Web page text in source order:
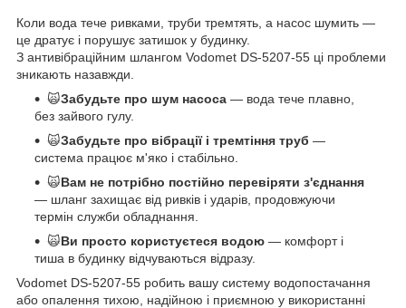
Коли вода тече ривками, труби тремтять, а насос шумить —
це дратує і порушує затишок у будинку.
З антивібраційним шлангом Vodomet DS-5207-55 ці проблеми
зникають назавжди.
🙀Забудьте про шум насоса — вода тече плавно,
без зайвого гулу.
🙀Забудьте про вібрації і тремтіння труб —
система працює м'яко і стабільно.
🙀Вам не потрібно постійно перевіряти з'єднання
— шланг захищає від ривків і ударів, продовжуючи
термін служби обладнання.
🙀Ви просто користуєтеся водою — комфорт і
тиша в будинку відчуваються відразу.
Vodomet DS-5207-55 робить вашу систему водопостачання
або опалення тихою, надійною і приємною у використанні